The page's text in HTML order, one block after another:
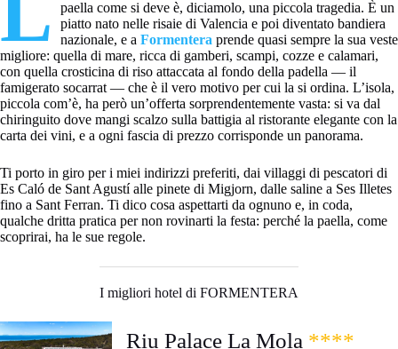
paella come si deve è, diciamolo, una piccola tragedia. È un
piatto nato nelle risaie di Valencia e poi diventato bandiera
nazionale, e a Formentera prende quasi sempre la sua veste
migliore: quella di mare, ricca di gamberi, scampi, cozze e calamari,
con quella crosticina di riso attaccata al fondo della padella — il
famigerato socarrat — che è il vero motivo per cui la si ordina. L’isola,
piccola com’è, ha però un’offerta sorprendentemente vasta: si va dal
chiringuito dove mangi scalzo sulla battigia al ristorante elegante con la
carta dei vini, e a ogni fascia di prezzo corrisponde un panorama.
Ti porto in giro per i miei indirizzi preferiti, dai villaggi di pescatori di
Es Caló de Sant Agustí alle pinete di Migjorn, dalle saline a Ses Illetes
fino a Sant Ferran. Ti dico cosa aspettarti da ognuno e, in coda,
qualche dritta pratica per non rovinarti la festa: perché la paella, come
scoprirai, ha le sue regole.
I migliori hotel di FORMENTERA
Riu Palace La Mola ****